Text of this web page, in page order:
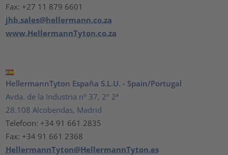
Fax: +27 11 879 6601
jhb.sales@hellermann.co.za
www.HellermannTyton.co.za
HellermannTyton España S.L.U. - Spain/Portugal
Avda. de la Industria nº 37, 2º 2ª
28.108 Alcobendas, Madrid
Telefoon: +34 91 661 2835
Fax: +34 91 661 2368
HellermannTyton@HellermannTyton.es